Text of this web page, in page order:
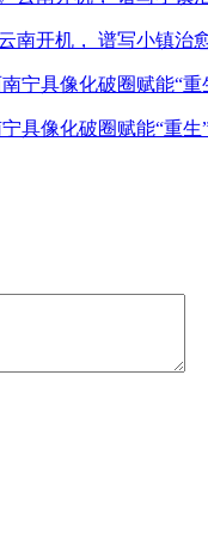
南开机， 谱写小镇治
具像化破圈赋能“重生